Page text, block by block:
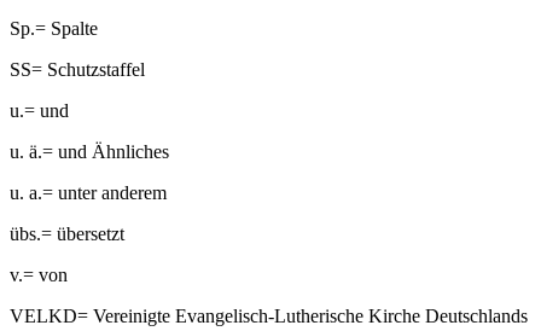
Sp.= Spalte
SS= Schutzstaffel
u.= und
u. ä.= und Ähnliches
u. a.= unter anderem
übs.= übersetzt
v.= von
VELKD= Vereinigte Evangelisch-Lutherische Kirche Deutschlands